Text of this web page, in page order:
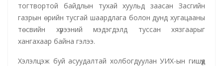
тогтвортой байдлын тухай хуульд заасан Засгийн
газрын өрийн тусгай шаардлага болон дунд хугацааны
төсвийн хүрээний мэдэгдэлд туссан хязгаарыг
хангахаар байна гэлээ.
Хэлэлцэж буй асуудалтай холбогдуулан УИХ-ын гишүүд